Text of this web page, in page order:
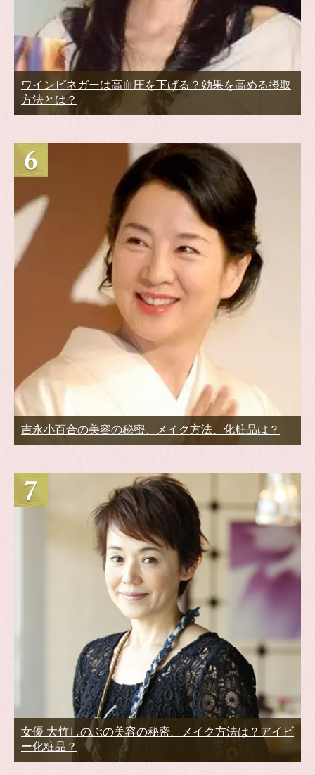
ワインビネガーは高血圧を下げる？効果を高める摂取
方法とは？
吉永小百合の美容の秘密、メイク方法、化粧品は？
女優 大竹しのぶの美容の秘密、メイク方法は？アイビ
ー化粧品？